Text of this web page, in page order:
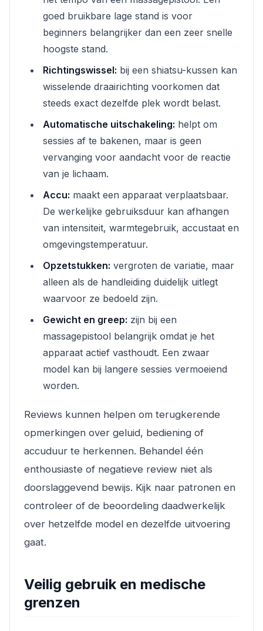
goed bruikbare lage stand is voor
beginners belangrijker dan een zeer snelle
hoogste stand.
Richtingswissel: bij een shiatsu-kussen kan
wisselende draairichting voorkomen dat
steeds exact dezelfde plek wordt belast.
Automatische uitschakeling: helpt om
sessies af te bakenen, maar is geen
vervanging voor aandacht voor de reactie
van je lichaam.
Accu: maakt een apparaat verplaatsbaar.
De werkelijke gebruiksduur kan afhangen
van intensiteit, warmtegebruik, accustaat en
omgevingstemperatuur.
Opzetstukken: vergroten de variatie, maar
alleen als de handleiding duidelijk uitlegt
waarvoor ze bedoeld zijn.
Gewicht en greep: zijn bij een
massagepistool belangrijk omdat je het
apparaat actief vasthoudt. Een zwaar
model kan bij langere sessies vermoeiend
worden.
Reviews kunnen helpen om terugkerende
opmerkingen over geluid, bediening of
accuduur te herkennen. Behandel één
enthousiaste of negatieve review niet als
doorslaggevend bewijs. Kijk naar patronen en
controleer of de beoordeling daadwerkelijk
over hetzelfde model en dezelfde uitvoering
gaat.
Veilig gebruik en medische
grenzen